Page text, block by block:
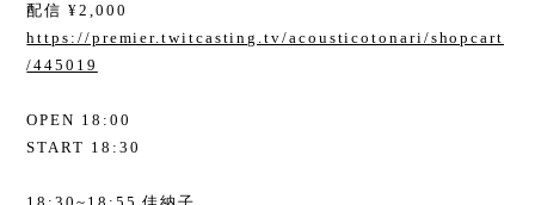
配信 ¥2,000
https://premier.twitcasting.tv/acousticotonari/shopcart
/445019
OPEN 18:00
START 18:30